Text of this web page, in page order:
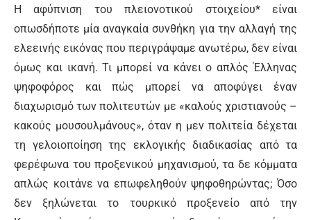
Η αφύπνιση του πλειονοτικού στοιχείου* είναι
οπωσδήποτε μία αναγκαία συνθήκη για την αλλαγή της
ελεεινής εικόνας που περιγράψαμε ανωτέρω, δεν είναι
όμως και ικανή. Τι μπορεί να κάνει ο απλός Έλληνας
ψηφοφόρος και πώς μπορεί να αποφύγει έναν
διαχωρισμό των πολιτευτών με «καλούς χριστιανούς –
κακούς μουσουλμάνους», όταν η μεν πολιτεία δέχεται
τη γελοιοποίηση της εκλογικής διαδικασίας από τα
φερέφωνα του προξενικού μηχανισμού, τα δε κόμματα
απλώς κοιτάνε να επωφεληθούν ψηφοθηρώντας; Όσο
δεν ξηλώνεται το τουρκικό προξενείο από την